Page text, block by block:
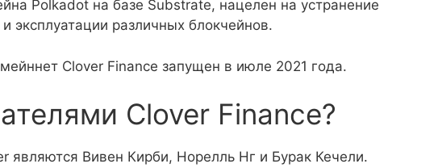
Polkadot на базе Substrate, нацелен на устранение
эксплуатации различных блокчейнов.
Clover Finance запущен в июле 2021 года.
Clover Finance?
являются Вивен Кирби, Норелль Нг и Бурак Кечели.